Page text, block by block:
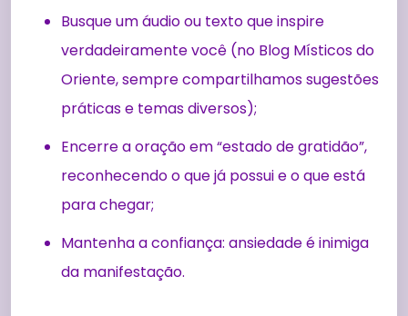
Busque um áudio ou texto que inspire
verdadeiramente você (no Blog Místicos do
Oriente, sempre compartilhamos sugestões
práticas e temas diversos);
Encerre a oração em “estado de gratidão”,
reconhecendo o que já possui e o que está
para chegar;
Mantenha a confiança: ansiedade é inimiga
da manifestação.